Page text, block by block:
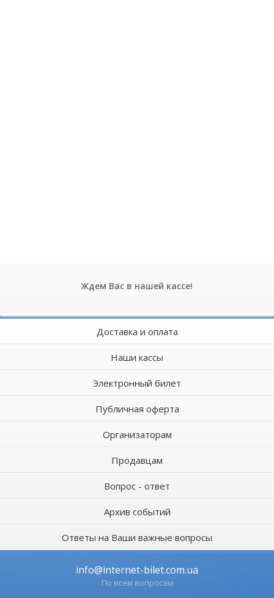
Ждем Вас в нашей кассе!
Доставка и оплата
Наши кассы
Электронный билет
Публичная оферта
Организаторам
Продавцам
Вопрос - ответ
Архив событий
Ответы на Ваши важные вопросы
info@internet-bilet.com.ua
По всем вопросам